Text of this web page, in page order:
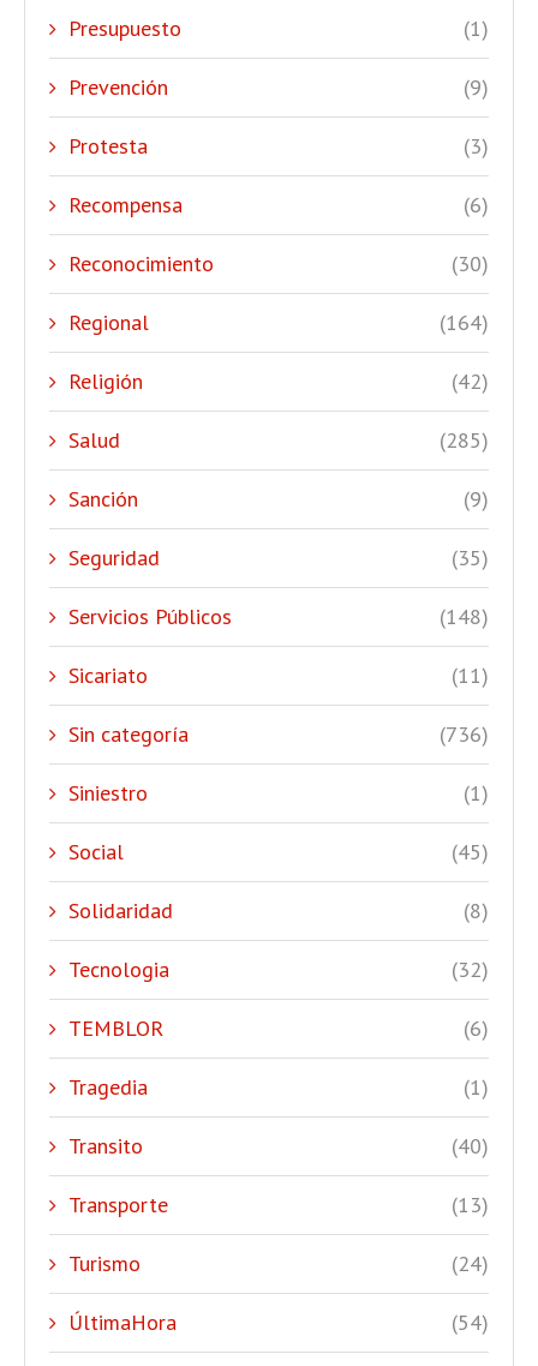
Presupuesto (1)
Prevención (9)
Protesta (3)
Recompensa (6)
Reconocimiento (30)
Regional (164)
Religión (42)
Salud (285)
Sanción (9)
Seguridad (35)
Servicios Públicos (148)
Sicariato (11)
Sin categoría (736)
Siniestro (1)
Social (45)
Solidaridad (8)
Tecnologia (32)
TEMBLOR (6)
Tragedia (1)
Transito (40)
Transporte (13)
Turismo (24)
ÚltimaHora (54)